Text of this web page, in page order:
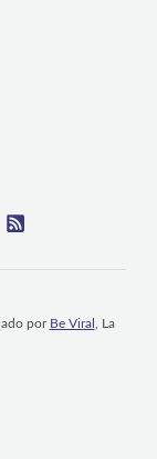
por Be Viral , La